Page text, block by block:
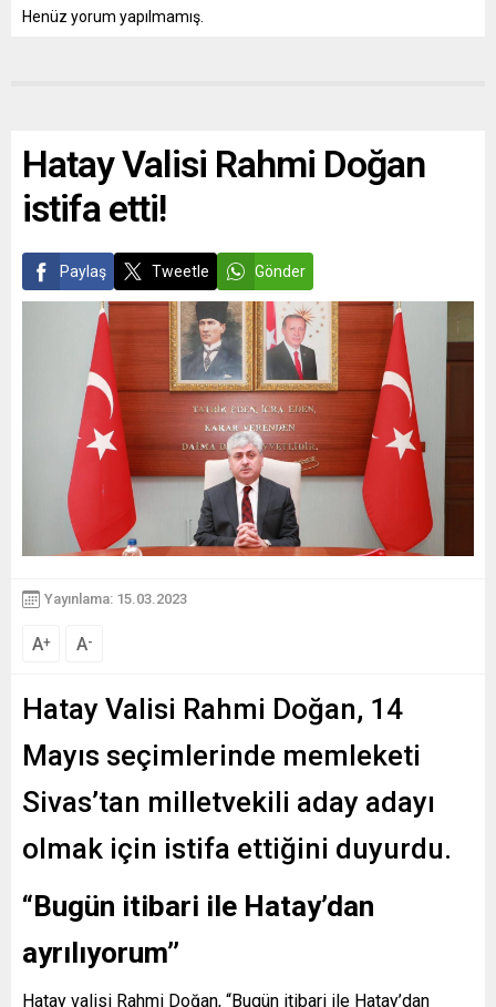
Henüz yorum yapılmamış.
Hatay Valisi Rahmi Doğan
istifa etti!
Paylaş Tweetle Gönder
Yayınlama: 15.03.2023
A+ A-
Hatay Valisi Rahmi Doğan, 14
Mayıs seçimlerinde memleketi
Sivas’tan milletvekili aday adayı
olmak için istifa ettiğini duyurdu.
“Bugün itibari ile Hatay’dan
ayrılıyorum’’
Hatay valisi Rahmi Doğan, “Bugün itibari ile Hatay’dan